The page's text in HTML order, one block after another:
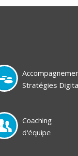
Stratégies
Coaching
d'équipe